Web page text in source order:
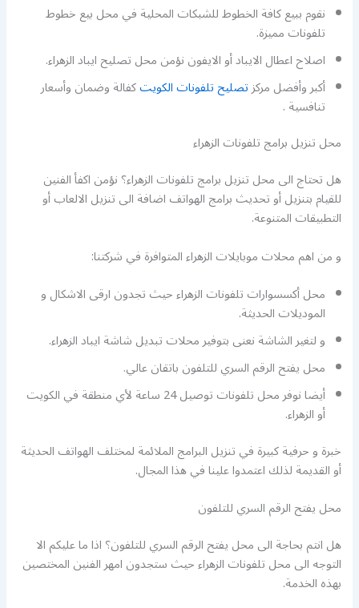
نقوم ببيع كافة الخطوط للشبكات المحلية في محل بيع خطوط
تلفونات مميزة.
اصلاح اعطال الايباد أو الايفون نؤمن محل تصليح ايباد الزهراء.
أكبر وأفضل مركزتصليح تلفونات الكويتكفالة وضمان وأسعار
تنافسية .
محل تنزيل برامج تلفونات الزهراء
هل تحتاج الى محل تنزيل برامج تلفونات الزهراء؟ نؤمن اكفأ الفنين
للقيام بتنزيل أو تحديث برامج الهواتف اضافة الى تنزيل الالعاب أو
التطبيقات المتنوعة.
و من اهم محلات موبايلات الزهراء المتوافرة في شركتنا:
محل أكسسوارات تلفونات الزهراء حيث تجدون ارقى الاشكال و
الموديلات الحديثة.
و لتغير الشاشة نعنى بتوفير محلات تبديل شاشة ايباد الزهراء.
محل يفتح الرقم السري للتلفون باتقان عالي.
أيضا نوفر محل تلفونات توصيل 24 ساعة لأي منطقة في الكويت
أو الزهراء.
خبرة و حرفية كبيرة في تنزيل البرامج الملائمة لمختلف الهواتف الحديثة
أو القديمة لذلك اعتمدوا علينا في هذا المجال.
محل يفتح الرقم السري للتلفون
هل انتم بحاجة الى محل يفتح الرقم السري للتلفون؟ اذا ما عليكم الا
التوجه الى محل تلفونات الزهراء حيث ستجدون امهر الفنين المختصين
بهذه الخدمة.